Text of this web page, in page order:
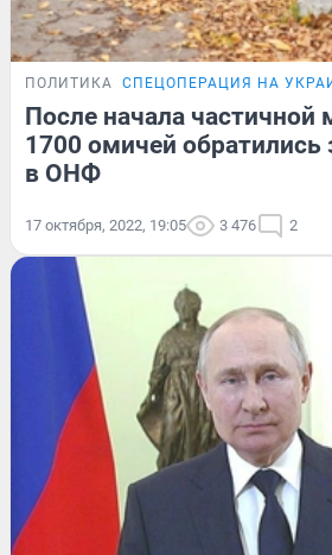
ПОЛИТИКА СПЕЦОПЕРАЦИЯ НА
После начала частичной
1700 омичей
в ОНФ
17 октября, 2022, 19:05 3 476 2